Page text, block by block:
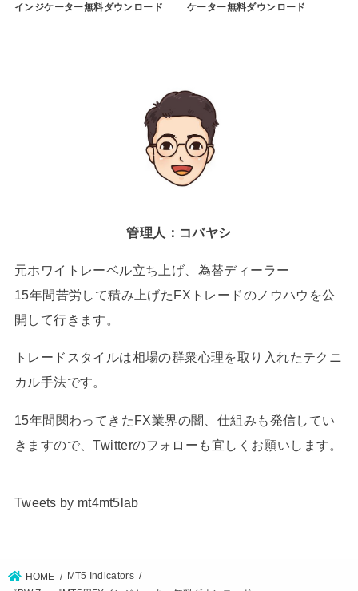
インジケーター無料ダウンロード
ケーター無料ダウンロード
管理人：コバヤシ
元ホワイトレーベル立ち上げ、為替ディーラー
15年間苦労して積み上げたFXトレードのノウハウを公
開して行きます。
トレードスタイルは相場の群衆心理を取り入れたテクニ
カル手法です。
15年間関わってきたFX業界の闇、仕組みも発信してい
きますので、Twitterのフォローも宜しくお願いします。
Tweets by mt4mt5lab
HOME
MT5 Indicators